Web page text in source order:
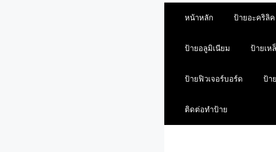
หน้าหลัก ป้ายอะคริลิค
ป้ายอลูมิเนียม ป้ายเห
ป้ายฟิวเจอร์บอร์ด ป้า
ติดต่อทำป้าย